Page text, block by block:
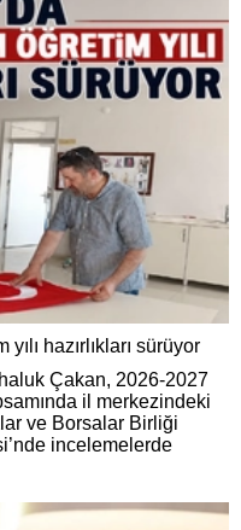
hazırlıkları sürüyor
Çakan, 2026-2027
il merkezindeki
ve Borsalar Birliği
incelemelerde